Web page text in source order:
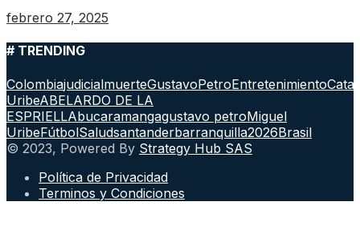
febrero 27, 2025
# TRENDING
ColombiajudicialmuerteGustavoPetroEntretenimiento
UribeABELARDO DE LA
ESPRIELLAbucaramangagustavo petroMiguel
UribeFútbolSaludsantanderbarranquilla2026Brasil
© 2023, Powered By Strategy Hub SAS
Política de Privacidad
Terminos y Condiciones